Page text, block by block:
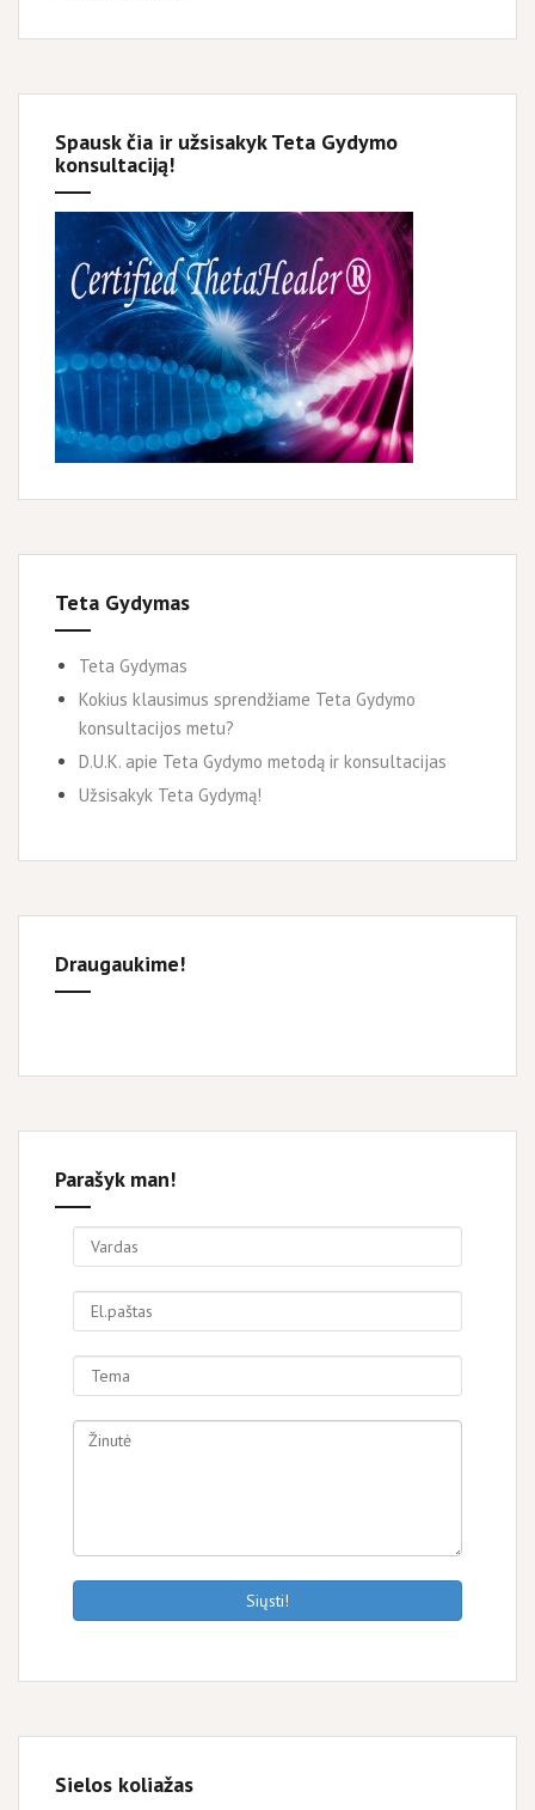
Spausk čia ir užsisakyk Teta Gydymo
konsultaciją!
Teta Gydymas
Teta Gydymas
Kokius klausimus sprendžiame Teta Gydymo
konsultacijos metu?
D.U.K. apie Teta Gydymo metodą ir konsultacijas
Užsisakyk Teta Gydymą!
Draugaukime!
Parašyk man!
Siųsti!
Sielos koliažas